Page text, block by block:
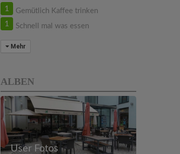
1 Gemütlich Kaffee trinken
1 Schnell mal was essen
Mehr
ALBEN
User Fotos